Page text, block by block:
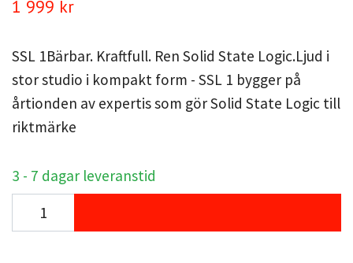
1 999 kr
SSL 1Bärbar. Kraftfull. Ren Solid State Logic.Ljud i
stor studio i kompakt form - SSL 1 bygger på
årtionden av expertis som gör Solid State Logic till
riktmärke
3 - 7 dagar leveranstid